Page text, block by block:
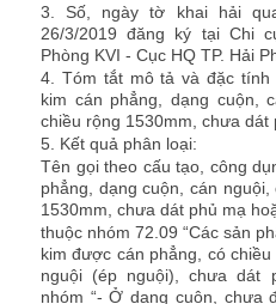
3. Số, ngày tờ khai hải
26/3/2019 đăng ký tại Chi
Phòng KVI - Cục HQ TP. Hải
4. Tóm tắt mô tả và đặc
kim cán phẳng, dạng cuộn,
chiều rộng 1530mm, chưa dát
5. Kết quả phân loại:
Tên gọi theo cấu tạo, công
phẳng, dạng cuộn, cán
1530mm, chưa dát phủ mạ
thuộc nhóm 72.09 “Các sản
kim được cán phẳng, có
nguội (ép nguội), chưa dát
nhóm “-Ở dạng cuộn, chưa